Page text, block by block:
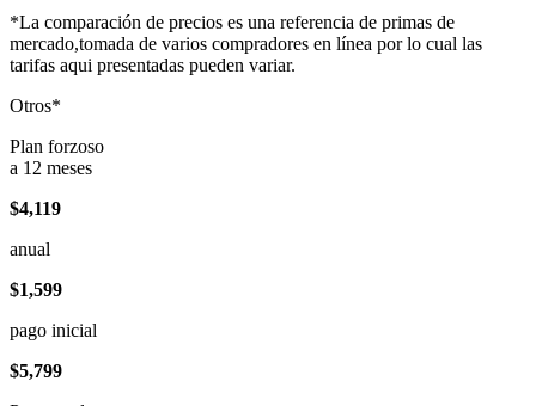
*La comparación de precios es una referencia de primas de
mercado,tomada de varios compradores en línea por lo cual las
tarifas aqui presentadas pueden variar.
Otros*
Plan forzoso
a 12 meses
$4,119
anual
$1,599
pago inicial
$5,799